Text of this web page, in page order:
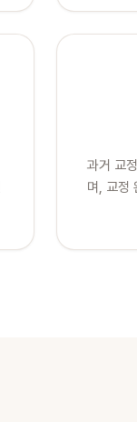
과거 교
며, 교정